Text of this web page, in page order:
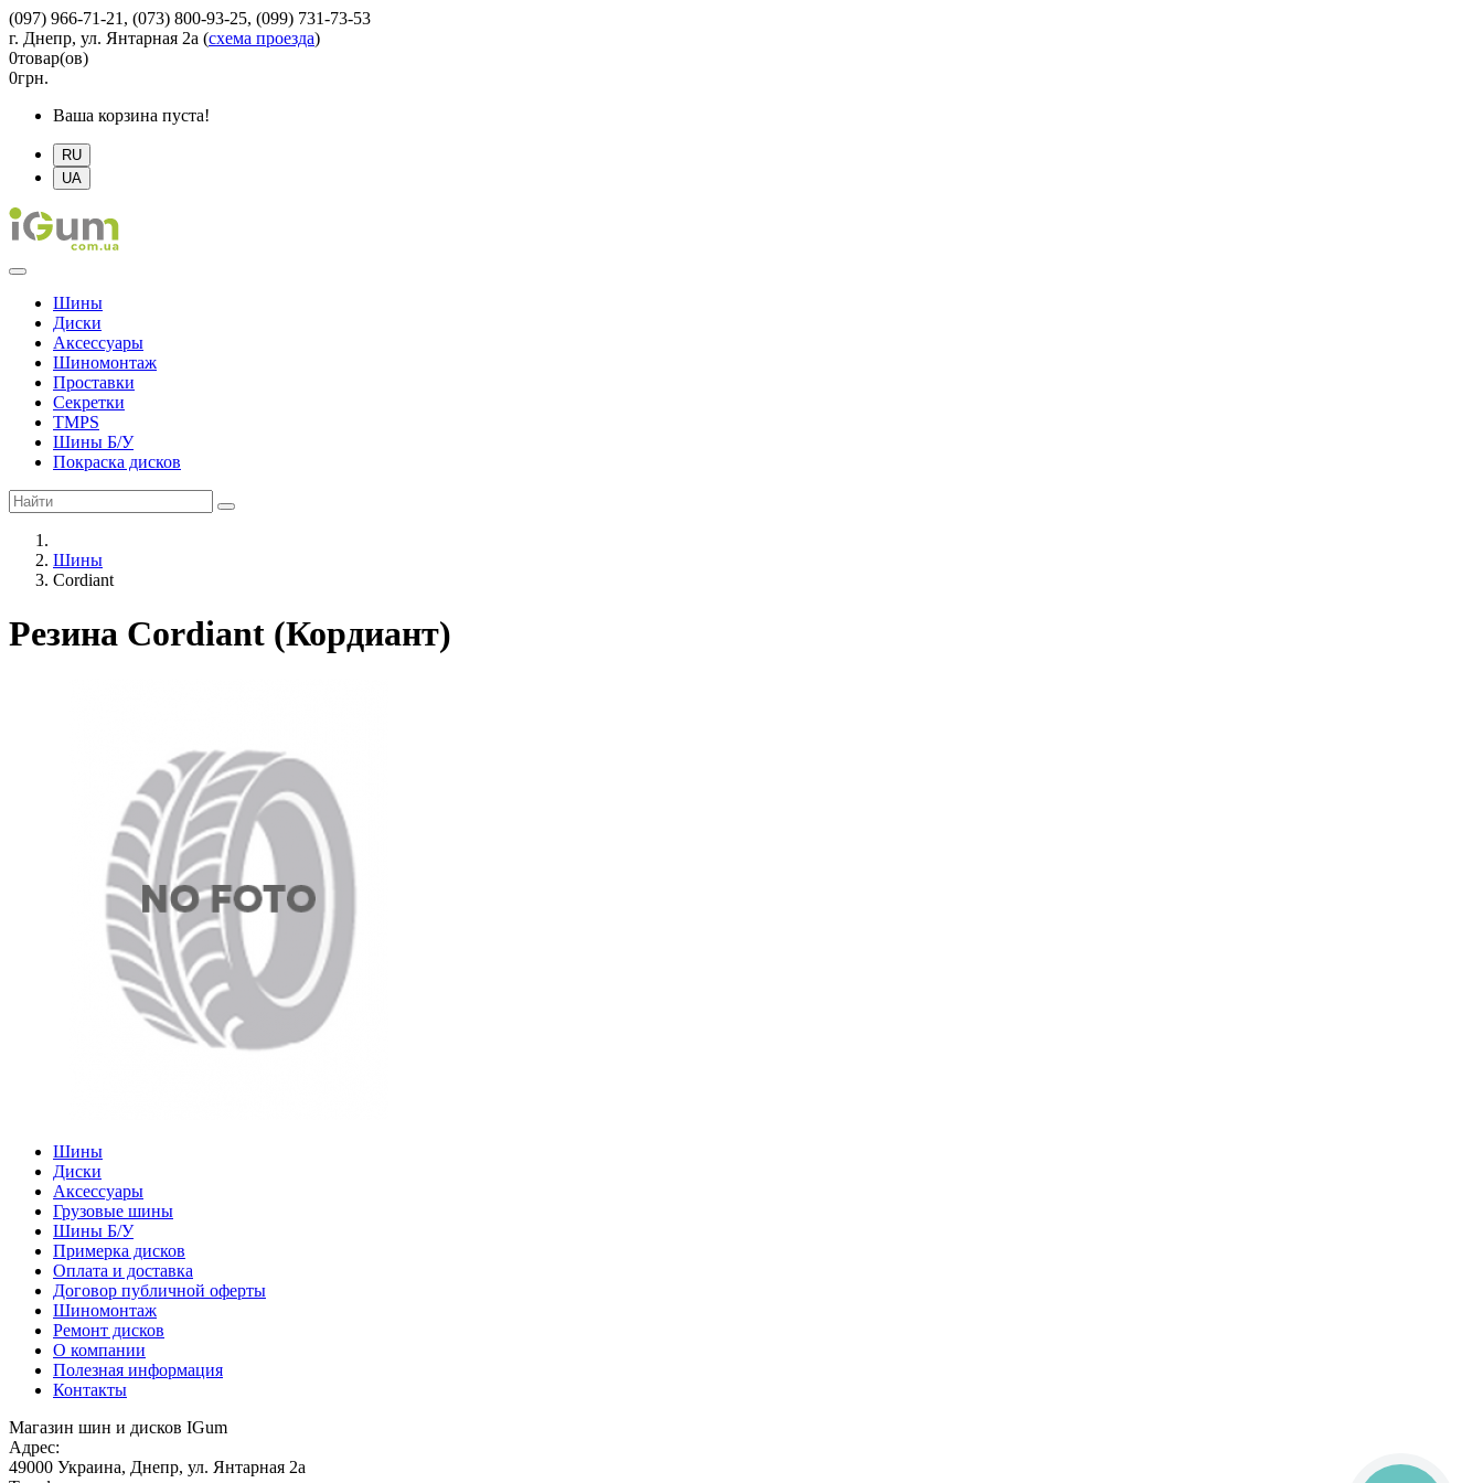
(097) 966-71-21, (073) 800-93-25, (099) 731-73-53
г. Днепр, ул. Янтарная 2а (схема проезда)
0товар(ов)
0грн.
Ваша корзина пуста!
RU
UA
Шины
Диски
Аксессуары
Шиномонтаж
Проставки
Секретки
TMPS
Шины Б/У
Покраска дисков
Шины
Cordiant
Резина Cordiant (Кордиант)
Шины
Диски
Аксессуары
Грузовые шины
Шины Б/У
Примерка дисков
Оплата и доставка
Договор публичной оферты
Шиномонтаж
Ремонт дисков
О компании
Полезная информация
Контакты
Магазин шин и дисков IGum
Адрес:
49000 Украина, Днепр, ул. Янтарная 2а